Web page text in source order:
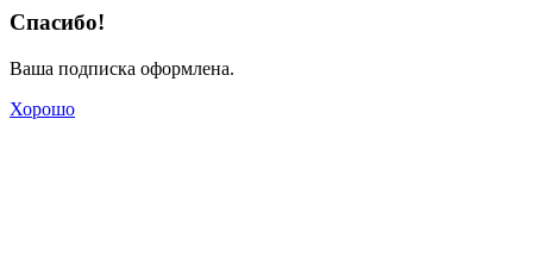
Спасибо!
Ваша подписка оформлена.
Хорошо